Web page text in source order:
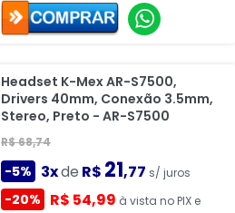
Headset K-Mex AR-S7500,
Drivers 40mm, Conexão 3.5mm,
Stereo, Preto - AR-S7500
R$ 68,74
-5% 3xde R$ 21,77 s/ juros
-20% R$ 54,99 à vista no PIX e